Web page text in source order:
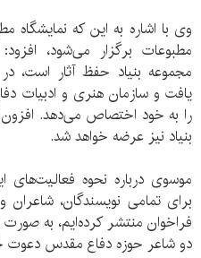
وی با اشاره به این که
مطبوعات برگزار می‌شود،
مجموعه بنیاد حفظ آثار است،
یافت و سازمان هنری و ادبیات
را به خود اختصاص می‌دهد.
بنیاد نیز عرضه خواهد شد.
موسوی درباره نحوه
برای تمامی نویسندگان،
فراخوان منتشر کرده‌ایم، به صورت
دو شاعر حوزه دفاع مقدس دعوت